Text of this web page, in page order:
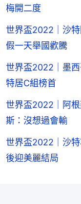
梅開二度
世界盃2022｜沙
假一天舉國歡騰
世界盃2022｜墨
特居C組榜首
世界盃2022｜阿
斯：沒想過會輸
世界盃2022｜沙
後迎美麗結局